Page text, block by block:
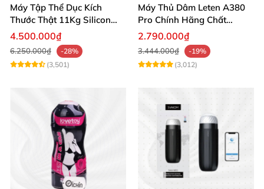
Máy Tập Thể Dục Kích
Thước Thật 11Kg Silicon
Cao Cấp Nhật Bản
4.500.000₫
6.250.000₫
-28%
(3,501)
Máy Thủ Dâm Leten A380
Pro Chính Hãng Chất
Lượng Cao
2.790.000₫
3.444.000₫
-19%
(3,012)